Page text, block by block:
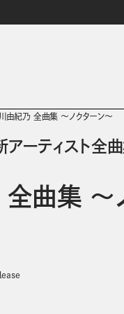
由紀乃 全曲集 ～ノクターン～
アーティスト全
曲集 ～